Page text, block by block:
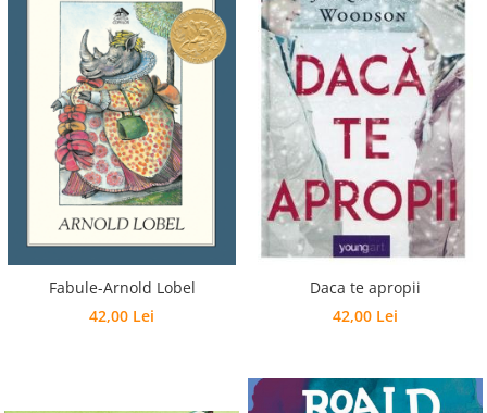
Fabule-Arnold Lobel
42,00 Lei
Daca te apropii
42,00 Lei